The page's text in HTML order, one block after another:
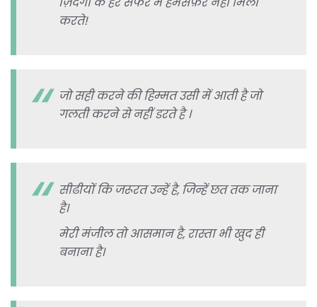
करते!
जो सही करने की हिम्मत उसी में आती है जो
गलती करने से नहीं डरते है ।
सीढीयों कि जरूरत उन्हें है, जिन्हें छत तक जाना
है।
मेरी मंजील तो आसमान है, रास्ता भी खुद ही
बनाना है।